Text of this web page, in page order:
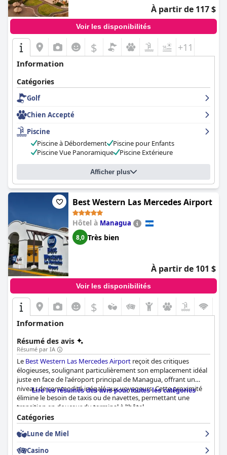
À partir de 117 $
Voir les disponibilités
$ +11
Information
Catégories
Golf
Chien Accepté
Piscine
Piscine à Débordement
Piscine pour Enfants
Piscine Vue Panoramique
Piscine Extérieure
Afficher plus
Best Western Las Mercedes Airport
Hôtel à Managua
8,0 Très bien
À partir de 101 $
Voir les disponibilités
$
Information
Résumé des avis
Résumé par IA
Le Best Western Las Mercedes Airport reçoit des critiques
élogieuses, soulignant particulièrement son emplacement idéal
juste en face de l'aéroport principal de Managua, offrant un
niveau de commodité inégalé aux voyageurs. Cette proximité
élimine le besoin de taxis ou de navettes, permettant une
transition en douceur du terminal à l'hôtel.
Les offres de petit-déjeuner de l'hôtel sont un autre point fort,
les clients louant fréquemment le buffet délicieux, varié et
sélection de plats nicaraguayens, de fruits et de jus naturels. Le
Lire les résumés des avis pour toutes les catégories
Catégories
Lune de Miel
Casino